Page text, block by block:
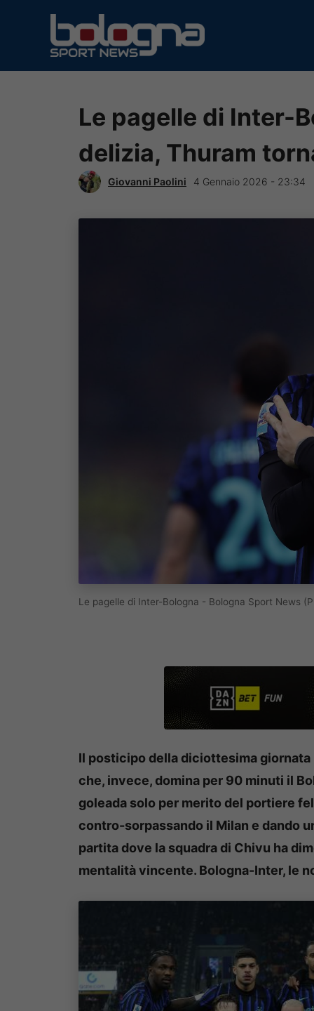
contenuto
Le pagelle di Inter-
delizia, Thuram
Giovanni Paolini 4 Gennaio 2026 - 23:34
Le pagelle di Inter-Bologna - Bologna Sport News
Il posticipo della diciottesima
che, invece, domina per 90 minuti il
goleada solo per merito del portiere
contro-sorpassando il Milan e dando
partita dove la squadra di Chivu ha
mentalità vincente. Bologna-Inter, le